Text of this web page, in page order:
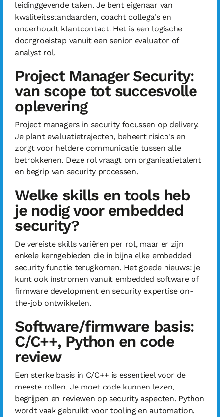
leidinggevende taken. Je bent eigenaar van
kwaliteitsstandaarden, coacht collega's en
onderhoudt klantcontact. Het is een logische
doorgroeistap vanuit een senior evaluator of
analyst rol.
Project Manager Security:
van scope tot succesvolle
oplevering
Project managers in security focussen op delivery.
Je plant evaluatietrajecten, beheert risico's en
zorgt voor heldere communicatie tussen alle
betrokkenen. Deze rol vraagt om organisatietalent
en begrip van security processen.
Welke skills en tools heb
je nodig voor embedded
security?
De vereiste skills variëren per rol, maar er zijn
enkele kerngebieden die in bijna elke embedded
security functie terugkomen. Het goede nieuws: je
kunt ook instromen vanuit embedded software of
firmware development en security expertise on-
the-job ontwikkelen.
Software/firmware basis:
C/C++, Python en code
review
Een sterke basis in C/C++ is essentieel voor de
meeste rollen. Je moet code kunnen lezen,
begrijpen en reviewen op security aspecten. Python
wordt vaak gebruikt voor tooling en automation.